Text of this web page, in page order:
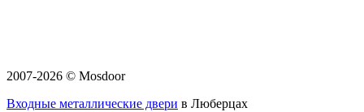
2007-2026 © Mosdoor
Входные металлические двери в Люберцах